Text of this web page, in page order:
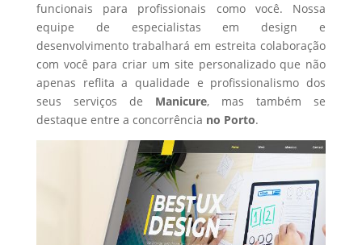
funcionais para profissionais como você. Nossa
equipe de especialistas em design e
desenvolvimento trabalhará em estreita colaboração
com você para criar um site personalizado que não
apenas reflita a qualidade e profissionalismo dos
seus serviços de Manicure, mas também se
destaque entre a concorrência no Porto.